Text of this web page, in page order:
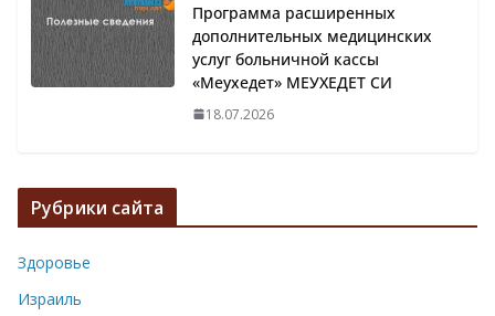
Программа расширенных
дополнительных медицинских
услуг больничной кассы
«Меухедет» МЕУХЕДЕТ СИ
18.07.2026
Рубрики сайта
Здоровье
Израиль